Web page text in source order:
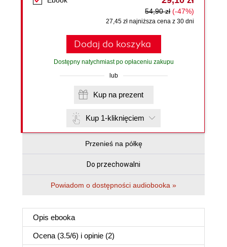
54,90 zł (-47%)
27,45 zł najniższa cena z 30 dni
Dodaj do koszyka
Dostępny natychmiast po opłaceniu zakupu
lub
Kup na prezent
Kup 1-kliknięciem
Przenieś na półkę
Do przechowalni
Powiadom o dostępności audiobooka »
Opis ebooka
Ocena (3.5/6) i opinie (2)